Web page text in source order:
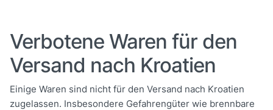
Verbotene Waren für den
Versand nach Kroatien
Einige Waren sind nicht für den Versand nach Kroatien
zugelassen. Insbesondere Gefahrengüter wie brennbare